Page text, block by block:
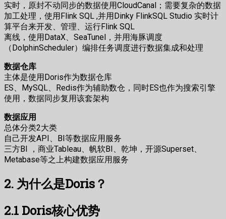
实时，原封不动同步的数据使用CloudCanal；需要复杂的数据
加工处理，使用Flink SQL ,并用Dinky FlinkSQL Studio 实时计
算平台来开发、管理、运行Flink SQL
离线，使用DataX、SeaTunel，并用海豚调度
（DolphinScheduler）编排任务调度进行数据集成和处理
数据仓库
主体是使用Doris作为数据仓库
ES、MySQL、Redis作为辅助数仓，同时ES也作为搜索引擎
使用，数据同步复用该套架构
数据应用
总体分类2大类
自己开发API、BI等数据应用服务
三方BI ，商业Tableau、帆软BI、乾坤，开源Superset、
Metabase等之上构建数据应用服务
2. 为什么是Doris？
2.1 Doris核心优势